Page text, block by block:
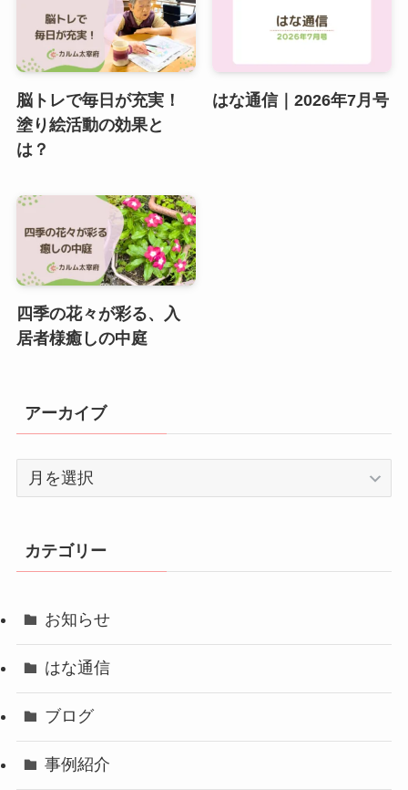
脳トレで毎日が充実！
塗り絵活動の効果と
は？
はな通信｜2026年7月号
四季の花々が彩る、入
居者様癒しの中庭
アーカイブ
ー
イ
ブ
カテゴリー
お知らせ
はな通信
ブログ
事例紹介